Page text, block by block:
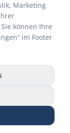
anfordern Shop
Marketing
können Ihre
im Footer